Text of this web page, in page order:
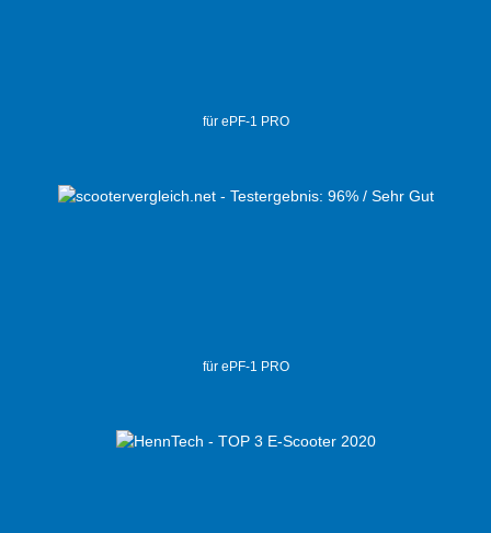
für ePF-1 PRO
für ePF-1 PRO